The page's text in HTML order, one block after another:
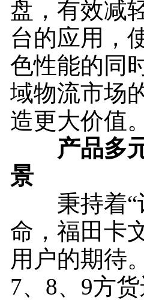
盘，有效减
台的应用，
色性能的同
域物流市场
造更大价值。
产品多
景
秉持着“
命，福田卡
用户的期待
7、8、9方